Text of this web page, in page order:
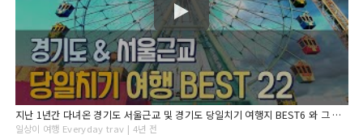
지난 1년간 다녀온 경기도 서울근교 및 경기도 당일치기 여행지 BEST6 와 그 지역 가볼만한 22 곳 총정리 ! 인천여행 남양주여행 김포여행 당진여행 수원여행 포천여행
일상이 여행 Everyday trav | 4년 전